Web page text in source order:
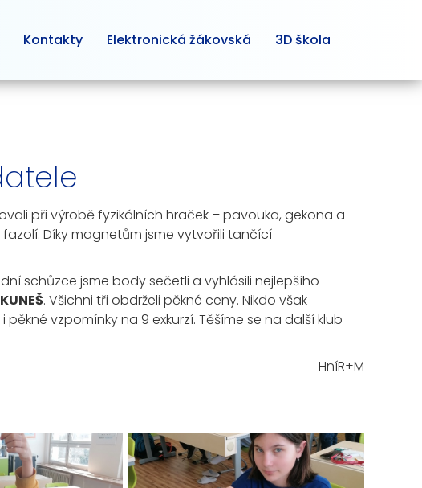
Kontakty Elektronická žákovská 3D škola
při výrobě fyzikálních hraček – pavouka, gekona a
Díky magnetům jsme vytvořili tančící
schůzce jsme body sečetli a vyhlásili nejlepšího
. Všichni tři obdrželi pěkné ceny. Nikdo však
vzpomínky na 9 exkurzí. Těšíme se na další klub
HníR+M